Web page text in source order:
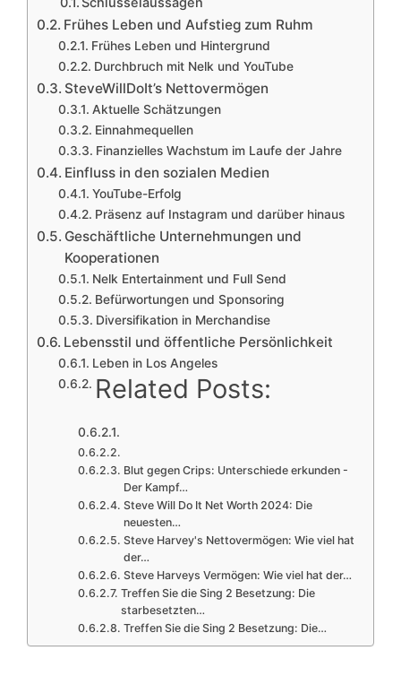
Frühes Leben und Aufstieg zum Ruhm
Frühes Leben und Hintergrund
Durchbruch mit Nelk und YouTube
SteveWillDoIt’s Nettovermögen
Aktuelle Schätzungen
Einnahmequellen
Finanzielles Wachstum im Laufe der Jahre
Einfluss in den sozialen Medien
YouTube-Erfolg
Präsenz auf Instagram und darüber hinaus
Geschäftliche Unternehmungen und
Kooperationen
Nelk Entertainment und Full Send
Befürwortungen und Sponsoring
Diversifikation in Merchandise
Lebensstil und öffentliche Persönlichkeit
Leben in Los Angeles
Related Posts:
Blut gegen Crips: Unterschiede erkunden -
Der Kampf…
Steve Will Do It Net Worth 2024: Die
neuesten…
Steve Harvey's Nettovermögen: Wie viel hat
der…
Steve Harveys Vermögen: Wie viel hat der…
Treffen Sie die Sing 2 Besetzung: Die
starbesetzten…
Treffen Sie die Sing 2 Besetzung: Die…